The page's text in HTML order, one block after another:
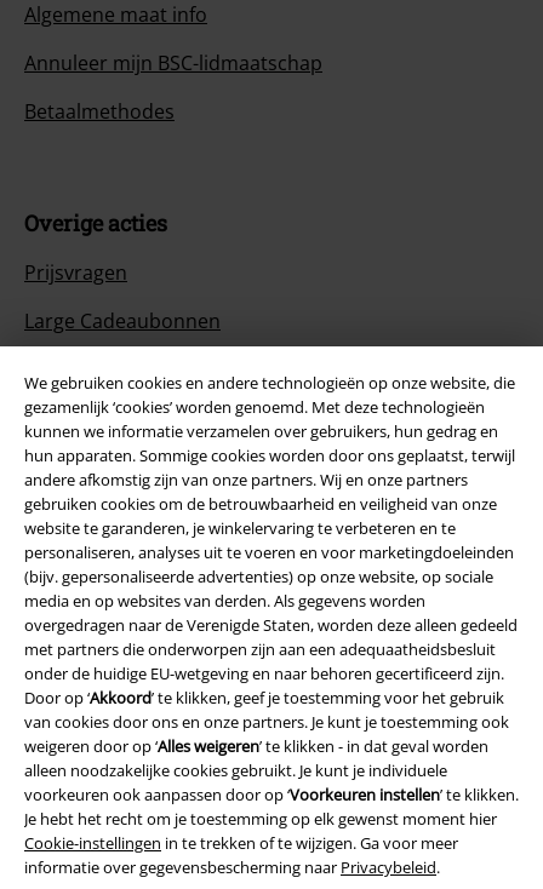
We gebruiken cookies en andere technologieën op onze website, die
gezamenlijk ‘cookies’ worden genoemd. Met deze technologieën
kunnen we informatie verzamelen over gebruikers, hun gedrag en
hun apparaten. Sommige cookies worden door ons geplaatst, terwijl
andere afkomstig zijn van onze partners. Wij en onze partners
gebruiken cookies om de betrouwbaarheid en veiligheid van onze
website te garanderen, je winkelervaring te verbeteren en te
personaliseren, analyses uit te voeren en voor marketingdoeleinden
(bijv. gepersonaliseerde advertenties) op onze website, op sociale
media en op websites van derden. Als gegevens worden
overgedragen naar de Verenigde Staten, worden deze alleen gedeeld
met partners die onderworpen zijn aan een adequaatheidsbesluit
onder de huidige EU-wetgeving en naar behoren gecertificeerd zijn.
Door op ‘Akkoord’ te klikken, geef je toestemming voor het gebruik
van cookies door ons en onze partners. Je kunt je toestemming ook
weigeren door op ‘Alles weigeren’ te klikken - in dat geval worden
alleen noodzakelijke cookies gebruikt. Je kunt je individuele
voorkeuren ook aanpassen door op ‘Voorkeuren instellen’ te klikken.
Je hebt het recht om je toestemming op elk gewenst moment hier
Cookie-instellingen in te trekken of te wijzigen. Ga voor meer
informatie over gegevensbescherming naar Privacybeleid.
Algemene maat info
Annuleer mijn BSC-lidmaatschap
Betaalmethodes
Overige acties
Prijsvragen
Large Cadeaubonnen
EMP Backstage Club
Over Large
Partnerprogramma's
Duurzaamheid
Maak deel uit van de community!